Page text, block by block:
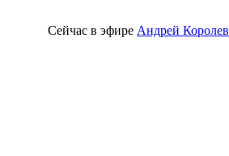
Сейчас в эфире Андрей Королев